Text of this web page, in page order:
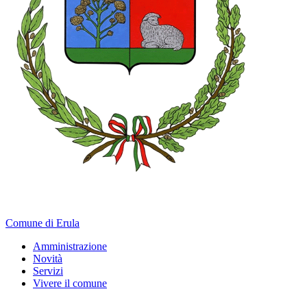
Comune di Erula
Amministrazione
Novità
Servizi
Vivere il comune